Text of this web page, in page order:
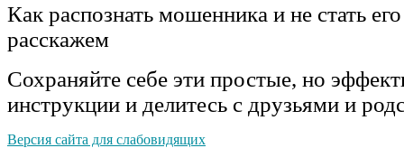
Как распознать мошенника и не стать
расскажем
Сохраняйте себе эти простые, но
инструкции и делитесь с друзьями и
Версия сайта для слабовидящих